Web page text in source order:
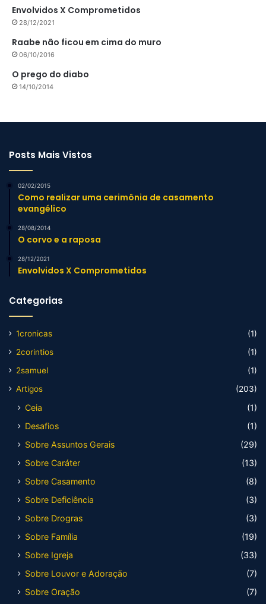
Envolvidos X Comprometidos
28/12/2021
Raabe não ficou em cima do muro
06/10/2016
O prego do diabo
14/10/2014
Posts Mais Vistos
02/02/2015
Como realizar uma cerimônia de casamento
evangélico
28/08/2014
O corvo e a raposa
28/12/2021
Envolvidos X Comprometidos
Categorias
1cronicas
(1)
2corintios
(1)
2samuel
(1)
Artigos
(203)
Ceia
(1)
Desafios
(1)
Sobre Assuntos Gerais
(29)
Sobre Caráter
(13)
Sobre Casamento
(8)
Sobre Deficiência
(3)
Sobre Drogras
(3)
Sobre Família
(19)
Sobre Igreja
(33)
Sobre Louvor e Adoração
(7)
Sobre Oração
(7)